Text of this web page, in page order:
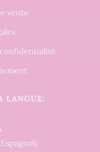
vente
LANGUE:
Espagnol)